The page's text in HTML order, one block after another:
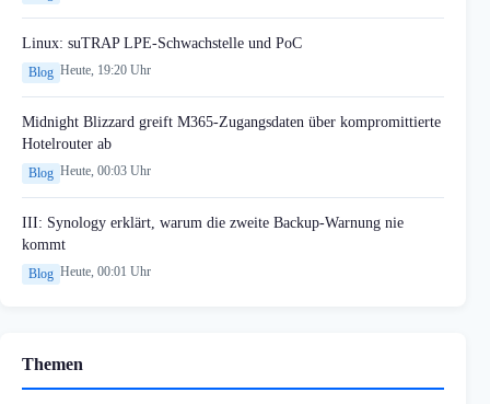
Linux: suTRAP LPE-Schwachstelle und PoC
Blog Heute, 19:20 Uhr
Midnight Blizzard greift M365-Zugangsdaten über kompromittierte
Hotelrouter ab
Blog Heute, 00:03 Uhr
III: Synology erklärt, warum die zweite Backup-Warnung nie
kommt
Blog Heute, 00:01 Uhr
Themen